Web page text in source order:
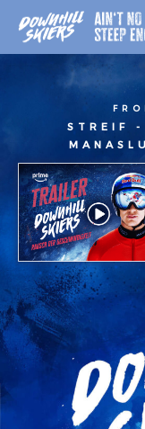
Inhalt
springen
STREIF